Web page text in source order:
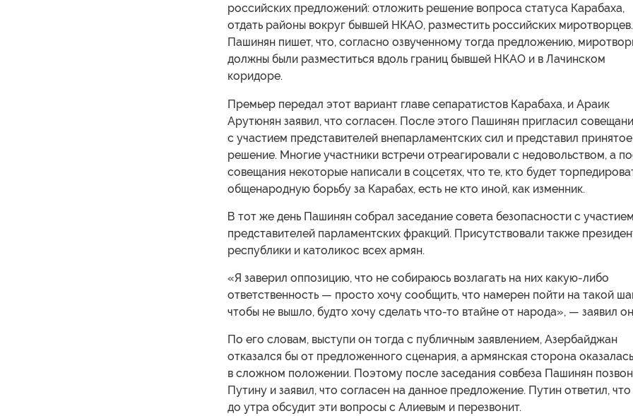
российских предложений: отложить решение вопроса статуса Карабаха,
отдать районы вокруг бывшей НКАО, разместить российских миротворцев.
Пашинян пишет, что, согласно озвученному тогда предложению,
должны были разместиться вдоль границ бывшей НКАО и в Лачинском
коридоре.
Премьер передал этот вариант главе сепаратистов Карабаха, и Араик
Арутюнян заявил, что согласен. После этого Пашинян пригласил
с участием представителей внепарламентских сил и представил
решение. Многие участники встречи отреагировали с недовольством, а
совещания некоторые написали в соцсетях, что те, кто будет
общенародную борьбу за Карабах, есть не кто иной, как изменник.
В тот же день Пашинян собрал заседание совета безопасности с участием
представителей парламентских фракций. Присутствовали также
республики и католикос всех армян.
«Я заверил оппозицию, что не собираюсь возлагать на них какую-либо
ответственность — просто хочу сообщить, что намерен пойти на такой
чтобы не вышло, будто хочу сделать что-то втайне от народа», — заявил
По его словам, выступи он тогда с публичным заявлением, Азербайджан
отказался бы от предложенного сценария, а армянская сторона
в сложном положении. Поэтому после заседания совбеза Пашинян
Путину и заявил, что согласен на данное предложение. Путин ответил, что
до утра обсудит эти вопросы с Алиевым и перезвонит.